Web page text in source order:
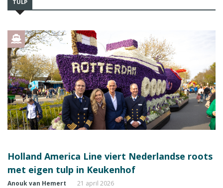
TULP
Holland America Line viert Nederlandse roots
met eigen tulp in Keukenhof
Anouk van Hemert 21 april 2026